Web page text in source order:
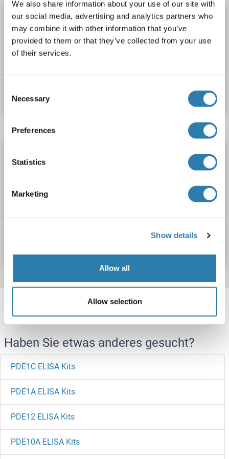
We also share information about your use of our site with
our social media, advertising and analytics partners who
may combine it with other information that you’ve
provided to them or that they’ve collected from your use
of their services.
Selection
Necessary
Preferences
Statistics
Marketing
Show details
Allow all
Allow selection
PDE3A ELISA Kit
PDE3A Reaktivität: Maus Colorimetric
Sandwich ELISA
0.312 ng/mL - 20 ng/mL
Tissue Homogenate
Produktnummer ABIN5674895
PDE3A Reaktivität: Human
Tissue Homogenate
Target information, Synonyms, Latest
references
Haben Sie etwas anderes gesucht?
PDE1C ELISA Kits
PDE1A ELISA Kits
PDE12 ELISA Kits
PDE10A ELISA Kits